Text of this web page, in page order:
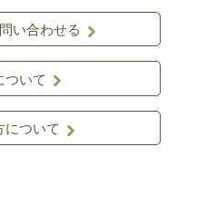
い合わせる
ついて
について